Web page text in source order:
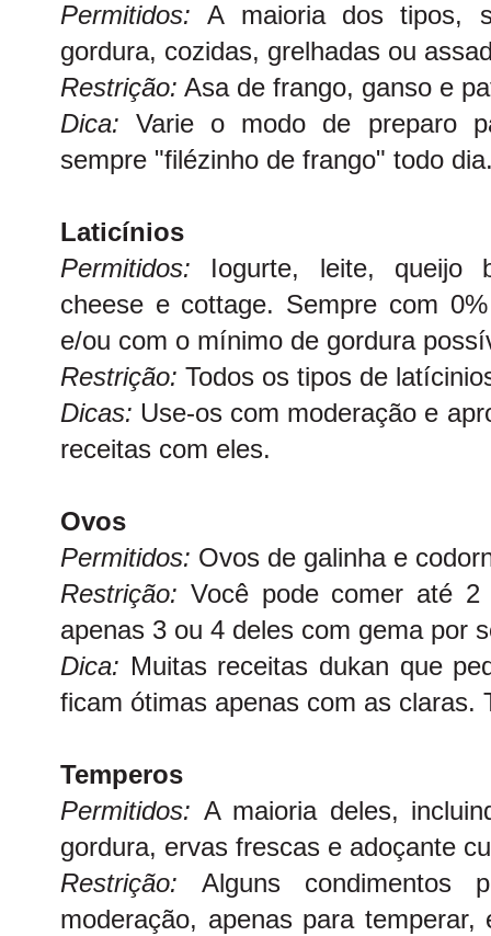
Permitidos:A maioria dos tipos,
gordura, cozidas, grelhadas ou
Restrição: Asa de frango, ganso e
Dica: Varie o modo de preparo
sempre "filézinho de frango" todo
Laticínios
Permitidos: Iogurte, leite, queijo
cheese e cottage. Sempre com
e/ou com o mínimo de gordura
Restrição: Todos os tipos de
Dicas: Use-os com moderação e
receitas com eles.
Ovos
Permitidos: Ovos de galinha e
Restrição: Você pode comer até
apenas 3 ou 4 deles com gema por
Dica: Muitas receitas dukan que
ficam ótimas apenas com as claras.
Temperos
Permitidos: A maioria deles,
gordura, ervas frescas e adoçante
Restrição: Alguns condimentos
moderação, apenas para